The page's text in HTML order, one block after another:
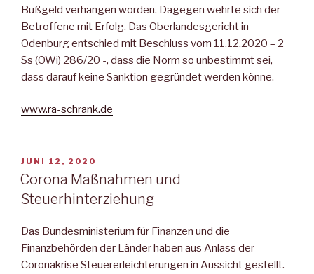
Bußgeld verhangen worden. Dagegen wehrte sich der
Betroffene mit Erfolg. Das Oberlandesgericht in
Odenburg entschied mit Beschluss vom 11.12.2020 – 2
Ss (OWi) 286/20 -, dass die Norm so unbestimmt sei,
dass darauf keine Sanktion gegründet werden könne.
www.ra-schrank.de
VERÖFFENTLICHT
AM
JUNI 12, 2020
Corona Maßnahmen und
Steuerhinterziehung
Das Bundesministerium für Finanzen und die
Finanzbehörden der Länder haben aus Anlass der
Coronakrise Steuererleichterungen in Aussicht gestellt.